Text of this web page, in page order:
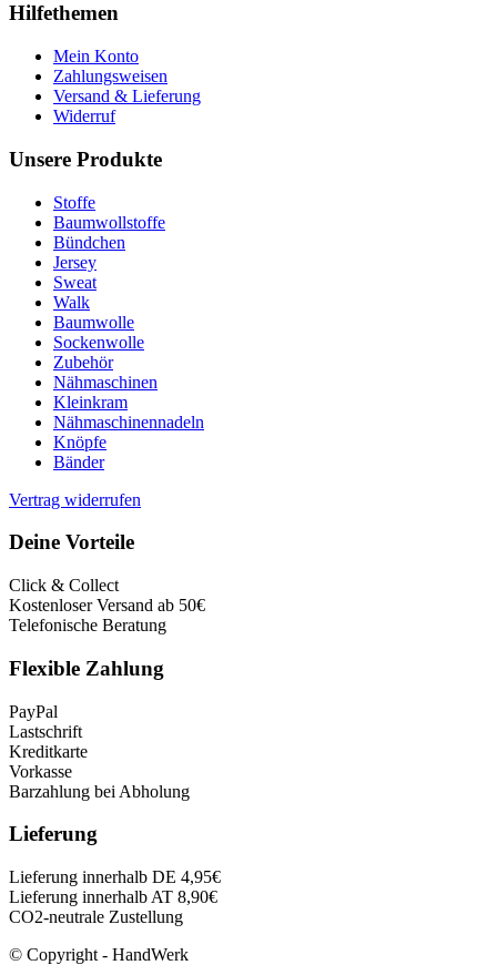
Hilfethemen
Mein Konto
Zahlungsweisen
Versand & Lieferung
Widerruf
Unsere Produkte
Stoffe
Baumwollstoffe
Bündchen
Jersey
Sweat
Walk
Baumwolle
Sockenwolle
Zubehör
Nähmaschinen
Kleinkram
Nähmaschinennadeln
Knöpfe
Bänder
Vertrag widerrufen
Deine Vorteile
Click & Collect
Kostenloser Versand ab 50€
Telefonische Beratung
Flexible Zahlung
PayPal
Lastschrift
Kreditkarte
Vorkasse
Barzahlung bei Abholung
Lieferung
Lieferung innerhalb DE 4,95€
Lieferung innerhalb AT 8,90€
CO2-neutrale Zustellung
© Copyright - HandWerk